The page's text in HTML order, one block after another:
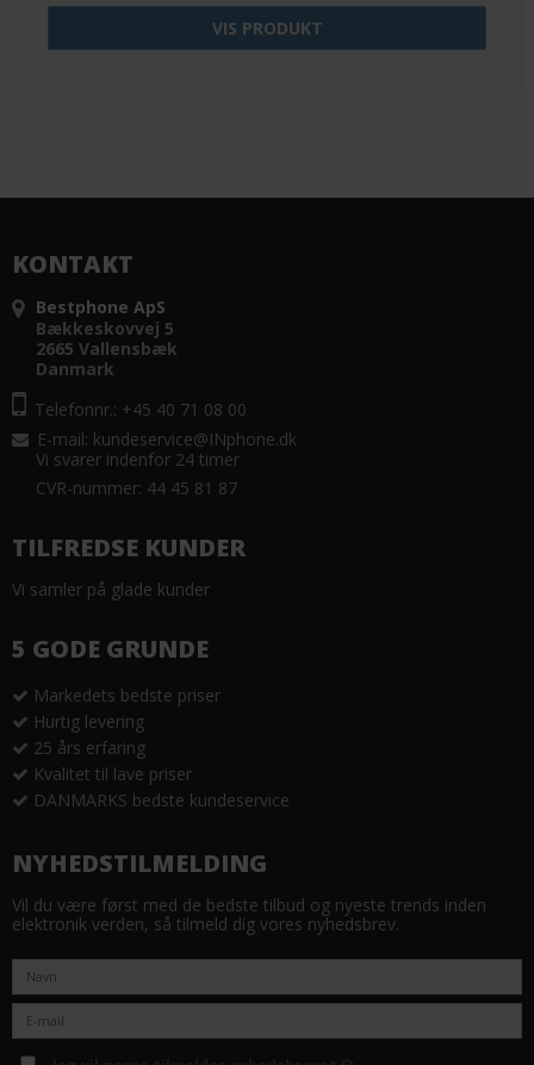
VIS PRODUKT
KONTAKT
Bestphone ApS
Bækkeskovvej 5
2665 Vallensbæk
Danmark
Telefonnr.: +45 40 71 08 00
E-mail: kundeservice@INphone.dk
Vi svarer indenfor 24 timer
CVR-nummer: 44 45 81 87
TILFREDSE KUNDER
Vi samler på glade kunder
5 GODE GRUNDE
Markedets bedste priser
Hurtig levering
25 års erfaring
Kvalitet til lave priser
DANMARKS bedste kundeservice
NYHEDSTILMELDING
Vil du være først med de bedste tilbud og nyeste trends inden
elektronik verden, så tilmeld dig vores nyhedsbrev.